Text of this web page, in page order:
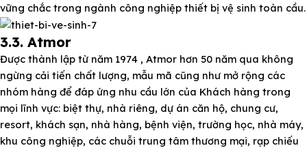
vững chắc trong ngành công nghiệp thiết bị vệ sinh toàn cầu.
3.3. Atmor
Được thành lập từ năm 1974 , Atmor hơn 50 năm qua không
ngừng cải tiến chất lượng, mẫu mã cũng như mở rộng các
nhóm hàng để đáp ứng nhu cầu lớn của Khách hàng trong
mọi lĩnh vực: biệt thự, nhà riêng, dự án căn hộ, chung cư,
resort, khách sạn, nhà hàng, bệnh viện, trường học, nhà máy,
khu công nghiệp, các chuỗi trung tâm thương mại, rạp chiếu